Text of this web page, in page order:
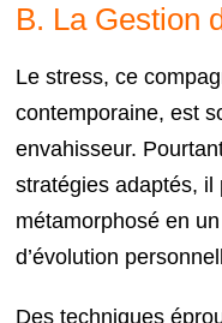
B. La Gestion
Le stress, ce
contemporaine, est
envahisseur.
stratégies adaptés, il
métamorphosé en
d’évolution
Des techniques